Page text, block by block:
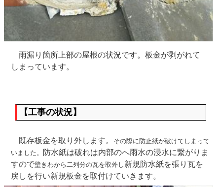
雨漏り箇所上部の屋根の状況です。板金が剥がれて
しまっています。
【工事の状況】
既存板金を取り外します。
その際に防止紙が破けてしまって
いました。
防水紙は破れは内部のへ雨水の浸水に繋がりま
すので壁きわから二列分の瓦を取外し 新規防水紙を張り瓦を
戻しを行い新規板金を取付けていきます。